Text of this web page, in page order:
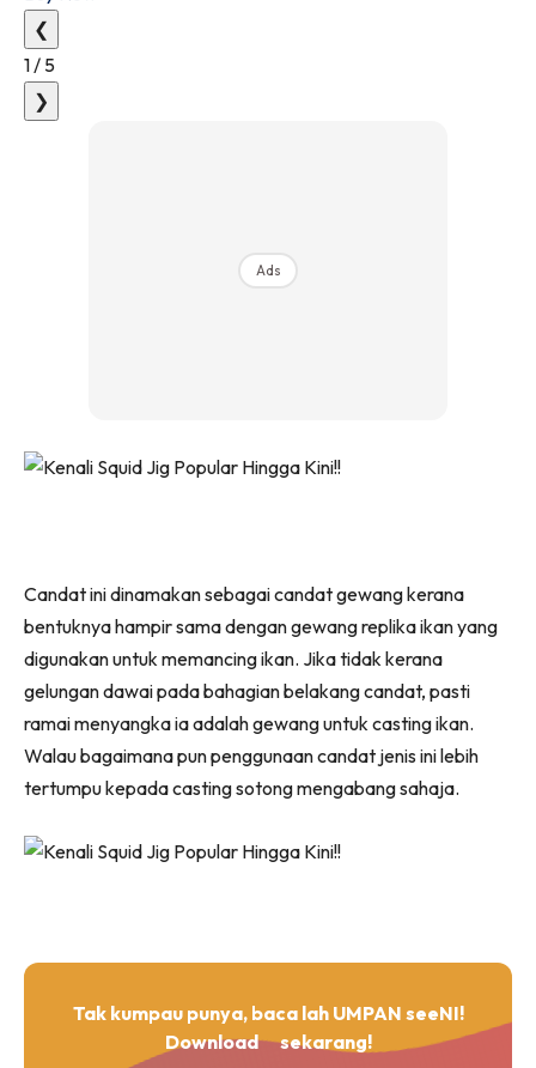
❮
1 / 5
❯
Ads
Candat ini dinamakan sebagai candat gewang kerana
bentuknya hampir sama dengan gewang replika ikan yang
digunakan untuk memancing ikan. Jika tidak kerana
gelungan dawai pada bahagian belakang candat, pasti
ramai menyangka ia adalah gewang untuk casting ikan.
Walau bagaimana pun penggunaan candat jenis ini lebih
tertumpu kepada casting sotong mengabang sahaja.
Tak kumpau punya, baca lah UMPAN seeNI!
Download
sekarang!